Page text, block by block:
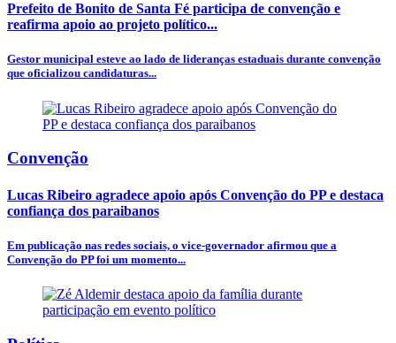
Prefeito de Bonito de Santa Fé participa de convenção e
reafirma apoio ao projeto político...
Gestor municipal esteve ao lado de lideranças estaduais durante convenção
que oficializou candidaturas...
Convenção
Lucas Ribeiro agradece apoio após Convenção do PP e destaca
confiança dos paraibanos
Em publicação nas redes sociais, o vice-governador afirmou que a
Convenção do PP foi um momento...